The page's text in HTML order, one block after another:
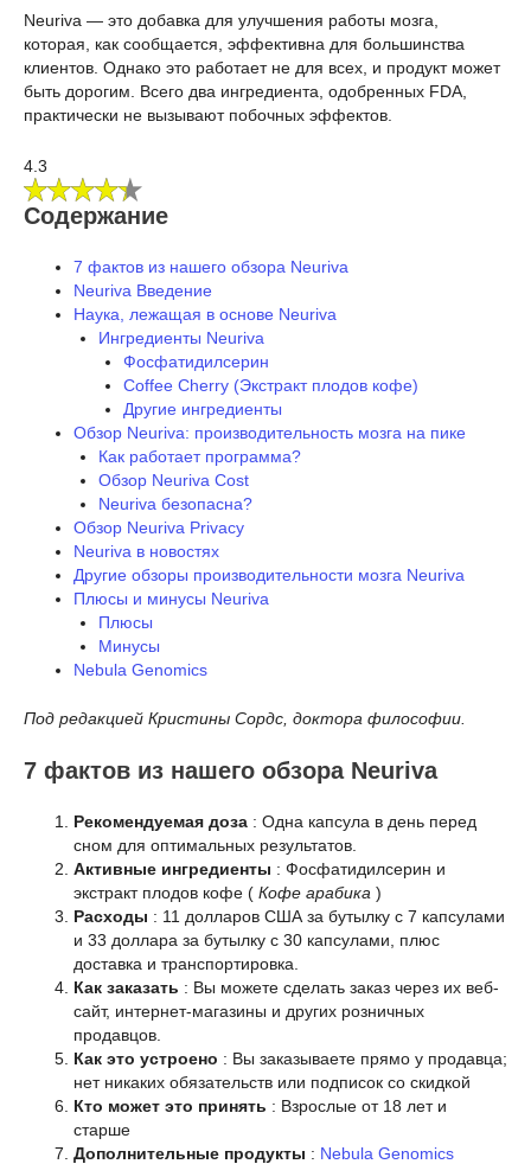
Neuriva — это добавка для улучшения работы мозга,
которая, как сообщается, эффективна для большинства
клиентов. Однако это работает не для всех, и продукт может
быть дорогим. Всего два ингредиента, одобренных FDA,
практически не вызывают побочных эффектов.
4.3
Содержание
7 фактов из нашего обзора Neuriva
Neuriva Введение
Наука, лежащая в основе Neuriva
Ингредиенты Neuriva
Фосфатидилсерин
Coffee Cherry (Экстракт плодов кофе)
Другие ингредиенты
Обзор Neuriva: производительность мозга на пике
Как работает программа?
Обзор Neuriva Cost
Neuriva безопасна?
Обзор Neuriva Privacy
Neuriva в новостях
Другие обзоры производительности мозга Neuriva
Плюсы и минусы Neuriva
Плюсы
Минусы
Nebula Genomics
Под редакцией Кристины Сордс, доктора философии.
7 фактов из нашего обзора Neuriva
Рекомендуемая доза : Одна капсула в день перед
сном для оптимальных результатов.
Активные ингредиенты : Фосфатидилсерин и
экстракт плодов кофе ( Кофе арабика )
Расходы : 11 долларов США за бутылку с 7 капсулами
и 33 доллара за бутылку с 30 капсулами, плюс
доставка и транспортировка.
Как заказать : Вы можете сделать заказ через их веб-
сайт, интернет-магазины и других розничных
продавцов.
Как это устроено : Вы заказываете прямо у продавца;
нет никаких обязательств или подписок со скидкой
Кто может это принять : Взрослые от 18 лет и
старше
Дополнительные продукты : Nebula Genomics